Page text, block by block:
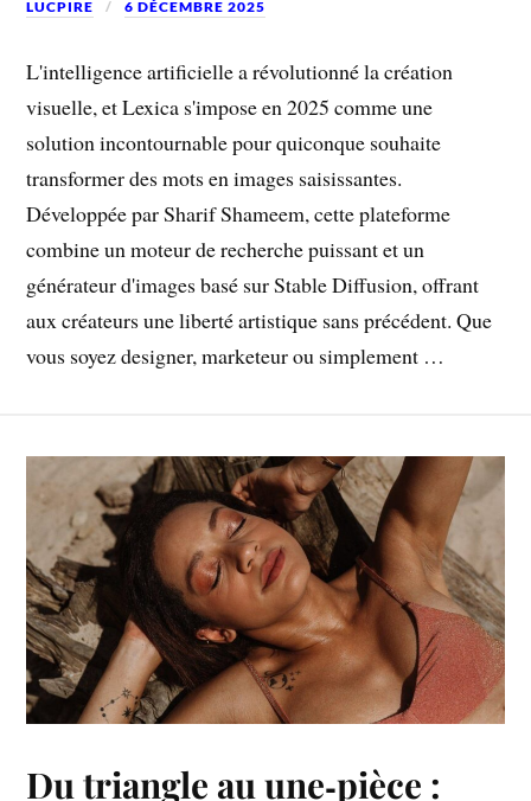
LUCPIRE 6 DÉCEMBRE 2025
L'intelligence artificielle a révolutionné la création
visuelle, et Lexica s'impose en 2025 comme une
solution incontournable pour quiconque souhaite
transformer des mots en images saisissantes.
Développée par Sharif Shameem, cette plateforme
combine un moteur de recherche puissant et un
générateur d'images basé sur Stable Diffusion, offrant
aux créateurs une liberté artistique sans précédent. Que
vous soyez designer, marketeur ou simplement …
Du triangle au une‑pièce :